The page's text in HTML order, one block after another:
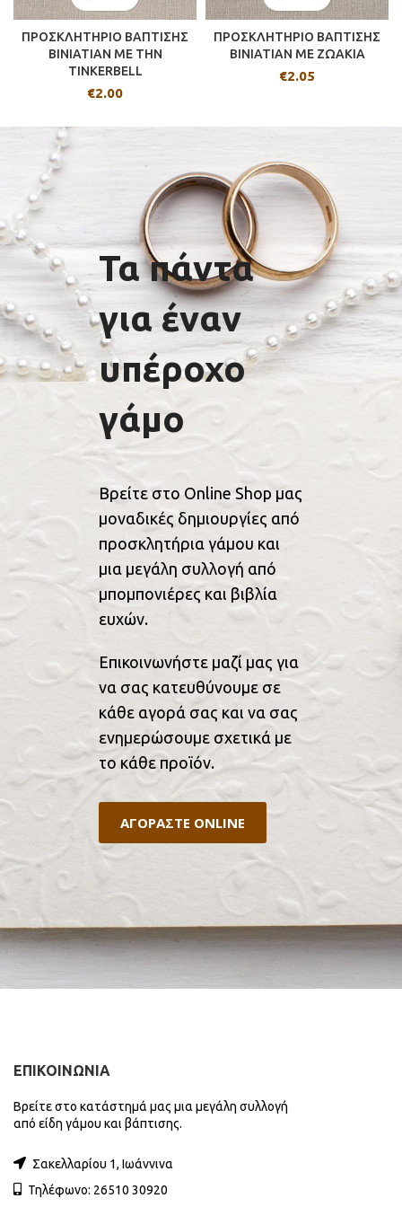
ΠΡΟΣΚΛΗΤΗΡΙΟ ΒΑΠΤΙΣΗΣ
BINIATIAN ΜΕ ΤΗΝ
TINKERBELL
€2.00
ΠΡΟΣΚΛΗΤΗΡΙΟ ΒΑΠΤΙΣΗΣ
BINIATIAN ΜΕ ΖΩΑΚΙΑ
€2.05
Τα πάντα
για έναν
υπέροχο
γάμο
Βρείτε στο Online Shop μας
μοναδικές δημιουργίες από
προσκλητήρια γάμου και
μια μεγάλη συλλογή από
μπομπονιέρες και βιβλία
ευχών.
Επικοινωνήστε μαζί μας για
να σας κατευθύνουμε σε
κάθε αγορά σας και να σας
ενημερώσουμε σχετικά με
το κάθε προϊόν.
ΑΓΟΡΑΣΤΕ ONLINE
ΕΠΙΚΟΙΝΩΝΙΑ
Βρείτε στο κατάστημά μας μια μεγάλη συλλογή
από είδη γάμου και βάπτισης.
Σακελλαρίου 1, Ιωάννινα
Τηλέφωνο: 26510 30920